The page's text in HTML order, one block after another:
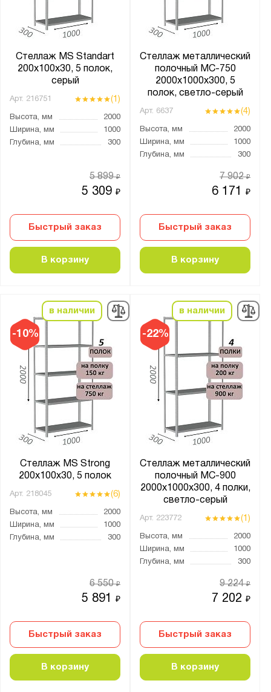
Стеллаж MS Standart
200х100х30, 5 полок,
серый
Арт. 216751 (1)
Высота, мм
2000
Ширина, мм
1000
Глубина, мм
300
5 309₽
5 899₽
Быстрый заказ
В корзину
Стеллаж металлический
полочный МС-750
2000х1000х300, 5
полок, светло-серый
Арт. 6637 (4)
Высота, мм
2000
Ширина, мм
1000
Глубина, мм
300
6 171₽
7 902₽
Быстрый заказ
В корзину
-10%
в наличии
Стеллаж MS Strong
200х100х30, 5 полок
Арт. 218045 (6)
Высота, мм
2000
Ширина, мм
1000
Глубина, мм
300
5 891₽
6 550₽
Быстрый заказ
В корзину
-22%
в наличии
Стеллаж металлический
полочный МС-900
2000х1000х300, 4 полки,
светло-серый
Арт. 223772 (1)
Высота, мм
2000
Ширина, мм
1000
Глубина, мм
300
7 202₽
9 224₽
Быстрый заказ
В корзину
МС-750
МС-900
Навигатор
СК
СТ-023
Показать Сбросить